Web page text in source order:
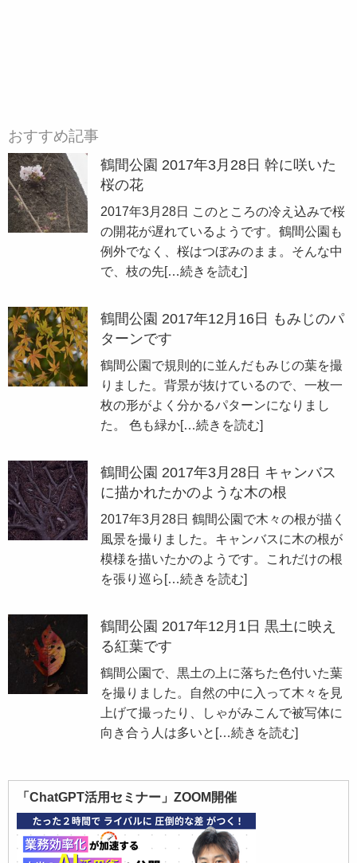
おすすめ記事
鶴間公園 2017年3月28日 幹に咲いた
桜の花
2017年3月28日 このところの冷え込みで桜
の開花が遅れているようです。鶴間公園も
例外でなく、桜はつぼみのまま。そんな中
で、枝の先[…続きを読む]
鶴間公園 2017年12月16日 もみじのパ
ターンです
鶴間公園で規則的に並んだもみじの葉を撮
りました。背景が抜けているので、一枚一
枚の形がよく分かるパターンになりまし
た。 色も緑か[…続きを読む]
鶴間公園 2017年3月28日 キャンバス
に描かれたかのような木の根
2017年3月28日 鶴間公園で木々の根が描く
風景を撮りました。キャンバスに木の根が
模様を描いたかのようです。これだけの根
を張り巡ら […続きを読む]
鶴間公園 2017年12月1日 黒土に映え
る紅葉です
鶴間公園で、黒土の上に落ちた色付いた葉
を撮りました。自然の中に入って木々を見
上げて撮ったり、しゃがみこんで被写体に
向き合う人は多いと […続きを読む]
「ChatGPT活用セミナー」ZOOM開催